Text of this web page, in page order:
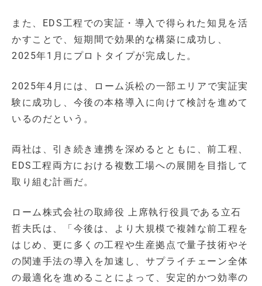
また、EDS工程での実証・導入で得られた知見を活
かすことで、短期間で効果的な構築に成功し、
2025年1月にプロトタイプが完成した。
2025年4月には、ローム浜松の一部エリアで実証実
験に成功し、今後の本格導入に向けて検討を進めて
いるのだという。
両社は、引き続き連携を深めるとともに、前工程、
EDS工程両方における複数工場への展開を目指して
取り組む計画だ。
ローム株式会社の取締役 上席執行役員である立石
哲夫氏は、「今後は、より大規模で複雑な前工程を
はじめ、更に多くの工程や生産拠点で量子技術やそ
の関連手法の導入を加速し、サプライチェーン全体
の最適化を進めることによって、安定的かつ効率の